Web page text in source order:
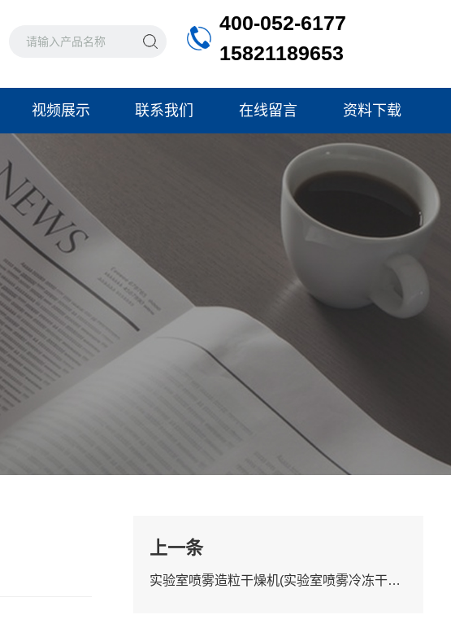
400-052-6177
15821189653
视频展示 联系我们 在线留言 资料下载
上一条
实验室喷雾造粒干燥机(实验室喷雾冷冻干燥机)